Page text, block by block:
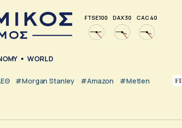
FTSE 100 DAX 30 CAC 40
WORLD
#Morgan Stanley #Amazon #Metlen